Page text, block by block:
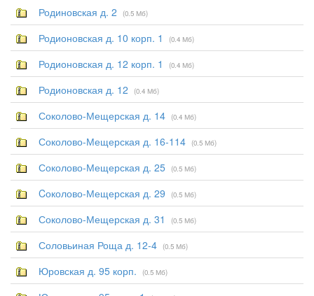
Родиновская д. 2 (0.5 Мб)
Родионовская д. 10 корп. 1 (0.4 Мб)
Родионовская д. 12 корп. 1 (0.4 Мб)
Родионовская д. 12 (0.4 Мб)
Соколово-Мещерская д. 14 (0.4 Мб)
Соколово-Мещерская д. 16-114 (0.5 Мб)
Соколово-Мещерская д. 25 (0.5 Мб)
Cоколово-Мещерская д. 29 (0.5 Мб)
Соколово-Мещерская д. 31 (0.5 Мб)
Соловьиная Роща д. 12-4 (0.5 Мб)
Юровская д. 95 корп. (0.5 Мб)